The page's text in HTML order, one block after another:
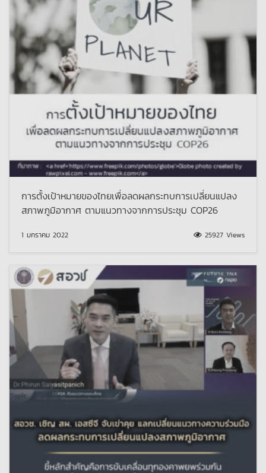
การตั้งเป้าหมายของไทยเพื่อลดผลกระทบการเปลี่ยนแปลง
สภาพภูมิอากาศ ตามแนวทางจากการประชุม COP26
1 มกราคม 2022 25927 Views